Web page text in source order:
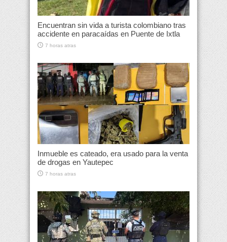
Encuentran sin vida a turista colombiano tras
accidente en paracaídas en Puente de Ixtla
7 horas atras
Inmueble es cateado, era usado para la venta
de drogas en Yautepec
7 horas atras